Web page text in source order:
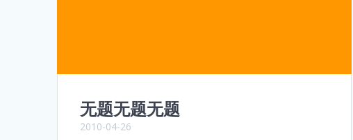
无题无题无题
2010-04-26